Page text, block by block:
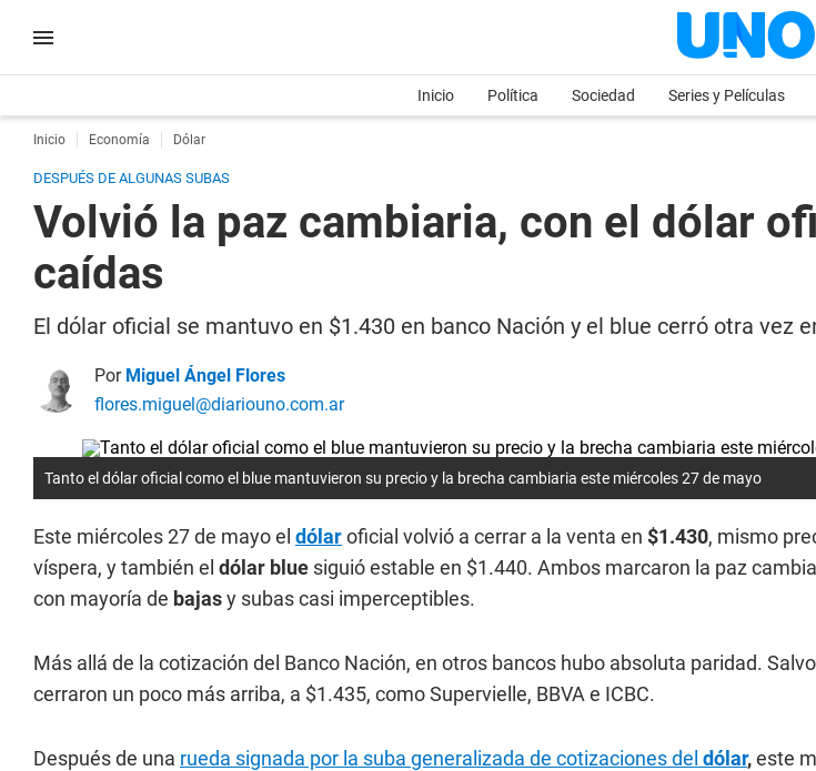
Inicio Política Sociedad Series y Películas
Inicio Economía Dólar
DESPUÉS DE ALGUNAS SUBAS
Volvió la paz cambiaria, con el dólar
caídas
El dólar oficial se mantuvo en $1.430 en banco Nación y el blue cerró otra vez
Por Miguel Ángel Flores
flores.miguel@diariouno.com.ar
Tanto el dólar oficial como el blue mantuvieron su precio y la brecha cambiaria este miércoles 27 de mayo
Este miércoles 27 de mayo el dólaroficial volvió a cerrar a la venta en $1.430, mismo
víspera, y también el dólar blue siguió estable en $1.440. Ambos marcaron la paz
con mayoría de bajasy subas casi imperceptibles.
Más allá de la cotización del Banco Nación, en otros bancos hubo absoluta paridad.
cerraron un poco más arriba, a $1.435, como Supervielle, BBVA e ICBC.
Después de una rueda signada por la suba generalizada de cotizaciones del dólar,este